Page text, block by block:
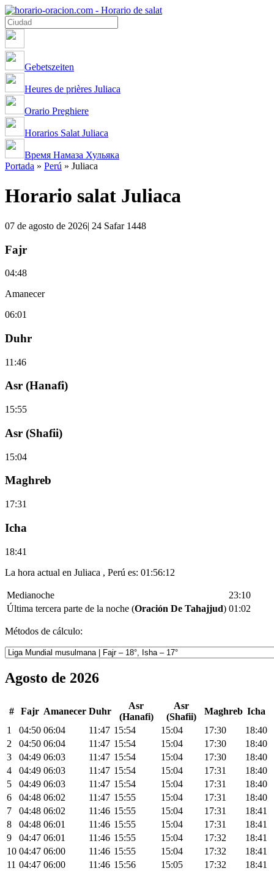
Gebetszeiten
Heures de prières Juliaca
Orario Preghiere
Horarios Salat Juliaca
Время Намаза Хульяка
Portada » Perú » Juliaca
Horario salat Juliaca
07 de agosto de 2026| 24 Safar 1448
Fajr
04:48
Amanecer
06:01
Duhr
11:46
Asr (Hanafi)
15:55
Asr (Shafii)
15:04
Maghreb
17:31
Icha
18:41
La hora actual en Juliaca , Perú es: 01:56:12
Medianoche
23:10
Última tercera parte de la noche (Oración De Tahajjud) 01:02
Métodos de cálculo:
Agosto de 2026
# Fajr Amanecer Duhr
Asr
(Hanafi)
Asr
(Shafii)
Maghreb Icha
1
04:50 06:04 11:47 15:54 15:04 17:30
18:40
2
04:50 06:04 11:47 15:54 15:04 17:30
18:40
3
04:49 06:03 11:47 15:54 15:04 17:30
18:40
4
04:49 06:03 11:47 15:54 15:04 17:31
18:40
5
04:49 06:03 11:47 15:54 15:04 17:31
18:40
6
04:48 06:02 11:47 15:55 15:04 17:31
18:40
7
04:48 06:02 11:46 15:55 15:04 17:31
18:41
8
04:48 06:01 11:46 15:55 15:04 17:31
18:41
9
04:47 06:01 11:46 15:55 15:04 17:32
18:41
10 04:47 06:00 11:46 15:55 15:04 17:32
18:41
11 04:47 06:00 11:46 15:56 15:05 17:32
18:41